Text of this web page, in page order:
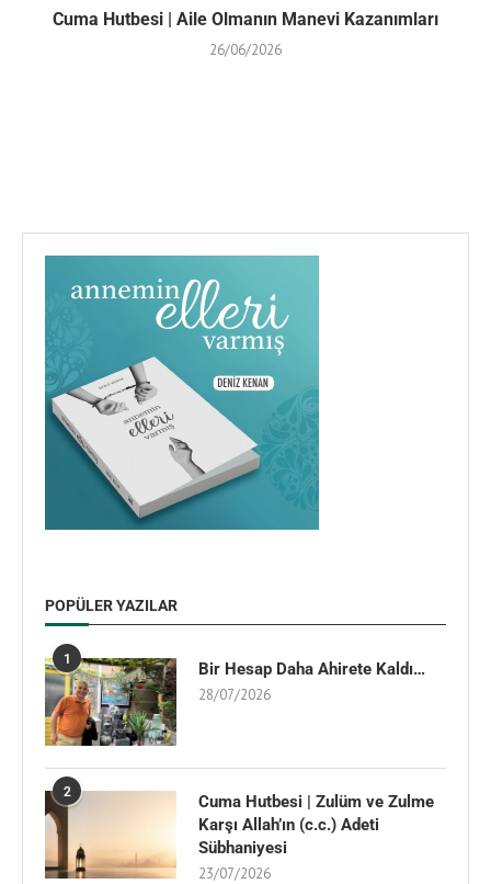
Cuma Hutbesi | Aile Olmanın Manevi Kazanımları
26/06/2026
POPÜLER YAZILAR
1 Bir Hesap Daha Ahirete Kaldı…
28/07/2026
2
Cuma Hutbesi | Zulüm ve Zulme
Karşı Allah’ın (c.c.) Adeti
Sübhaniyesi
23/07/2026